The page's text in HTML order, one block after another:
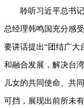
聆听习近平总书记
总经理韩鸣国充分感
要讲话提出“团结广大
和融合发展，解决台
儿女的共同使命、共
可挡，展现出前所未